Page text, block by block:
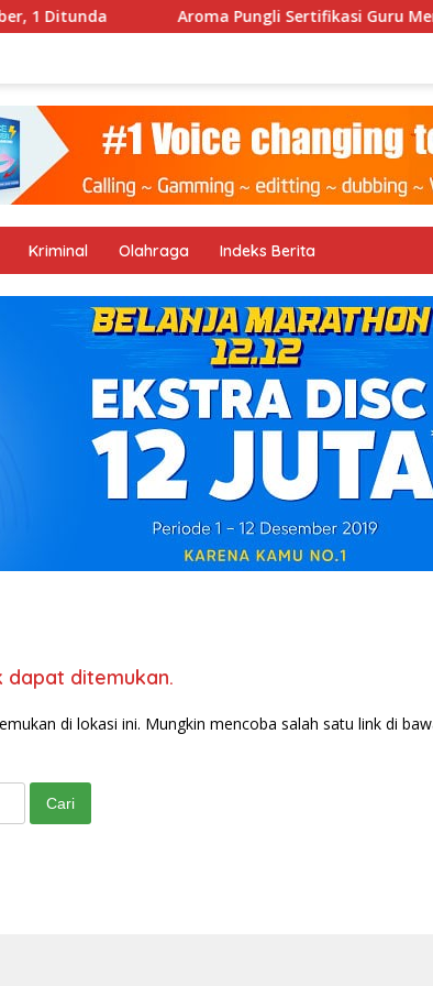
Aroma Pungli Sertifikasi Guru
Kriminal Olahraga Indeks Berita
dapat ditemukan.
di lokasi ini. Mungkin mencoba salah satu link di